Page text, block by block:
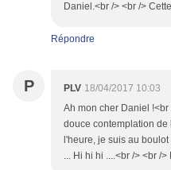
Daniel.<br /> <br />
Répondre
P PLV 18/04/2017 10:03
Ah mon cher Daniel
douce contemplation de
l'heure, je suis au
... Hi hi hi ....<br /> <br /